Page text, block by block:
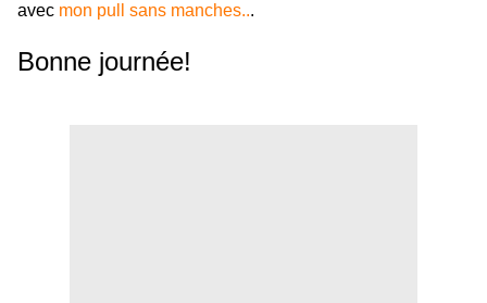
avec mon pull sans manches...
Bonne journée!